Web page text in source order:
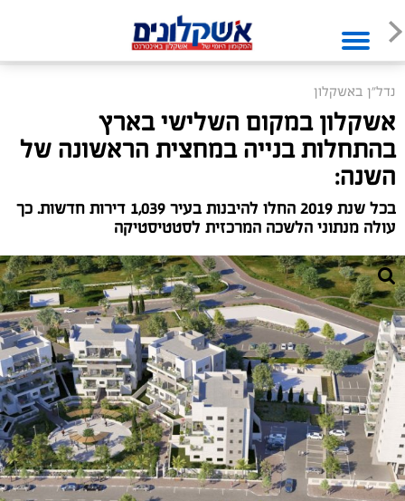
נדל"ן באשקלון
אשקלון במקום השלישי בארץ
בהתחלות בנייה במחצית הראשונה של
השנה:
בכל שנת 2019 החלו להיבנות בעיר 1,039 דירות חדשות. כך
עולה מנתוני הלשכה המרכזית לסטטיסטיקה